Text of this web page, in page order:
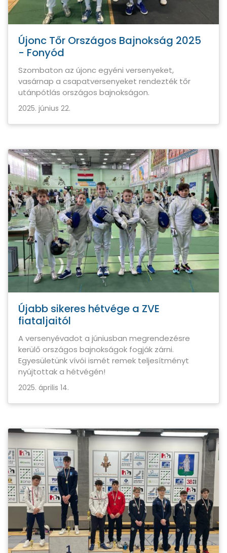
Újonc Tőr Országos Bajnokság 2025
- Fonyód
Szombaton az újonc egyéni versenyeket,
vasárnap a csapatversenyeket rendezték tőr
utánpótlás országos bajnokságon.
2025. június 22.
Újabb sikeres hétvége a ZVE
fiataljaitól
A versenyévadot a júniusban megrendezésre
kerülő országos bajnokságok fogják zárni.
Egyesületünk vívói ismét remek teljesítményt
nyújtottak a hétvégén!
2025. április 14.